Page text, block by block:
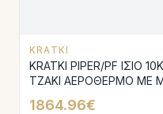
KRATKI
KRATKI PIPER/PF ΙΣΙΟ
ΤΖΑΚΙ ΑΕΡΟΘΕΡΜΟ ΜΕ
1864.96€